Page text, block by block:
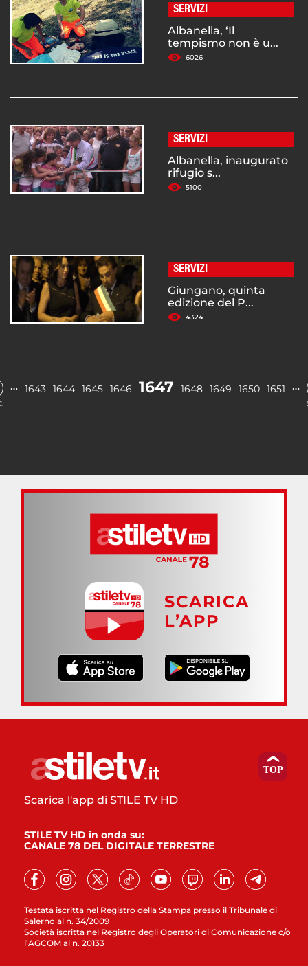
SERVIZI
Albanella, ‘Il
tempismo non è u...
6026
SERVIZI
Albanella, inaugurato
rifugio s...
5100
SERVIZI
Giungano, quinta
edizione del P...
4324
… 1643 1644 1645 1646 1647 1648 1649 1650 1651 …
SCARICA
L’APP
Testata iscritta nel Registro della Stampa presso il Tribunale di
Salerno al n. 34/2009
Società iscritta nel Registro degli Operatori di Comunicazione c/o
l’AGCOM al n. 20133
Scarica l'app di STILE TV HD
STILE TV HD in onda su:
CANALE 78 DEL DIGITALE TERRESTRE